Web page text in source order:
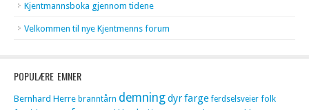
Kjentmannsboka gjennom tidene
Velkommen til nye Kjentmenns forum
POPULÆRE EMNER
Bernhard Herre branntårn demningdyrfarge ferdselsveier folk